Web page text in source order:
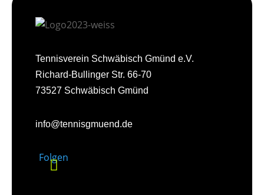
Tennisverein Schwäbisch Gmünd e.V.
Richard-Bullinger Str. 66-70
73527 Schwäbisch Gmünd
info@tennisgmuend.de
Folgen